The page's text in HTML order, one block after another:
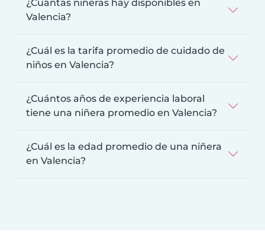
¿Cuántas niñeras hay disponibles en
Valencia?
¿Cuál es la tarifa promedio de cuidado de
niños en Valencia?
¿Cuántos años de experiencia laboral
tiene una niñera promedio en Valencia?
¿Cuál es la edad promedio de una niñera
en Valencia?